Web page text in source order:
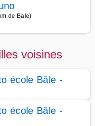
de Bale)
voisines
école Bâle -
école Bâle -